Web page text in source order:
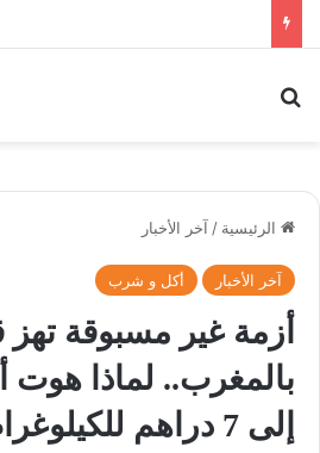
الرئيسية / آخر الأخبار
آخر الأخبار أكل و شرب
أزمة غير مسبوقة
بالمغرب.. لماذا هوت
إلى 7 دراهم للكيلوغرام؟